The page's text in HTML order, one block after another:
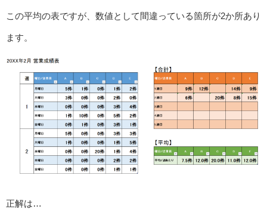
この平均の表ですが、数値として間違っている箇所が2か所あり
ます。
正解は…